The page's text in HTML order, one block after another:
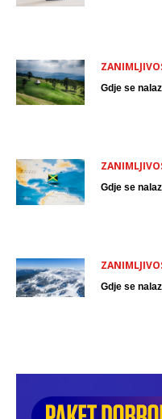
Gdje se
Gdje se
Gdje se